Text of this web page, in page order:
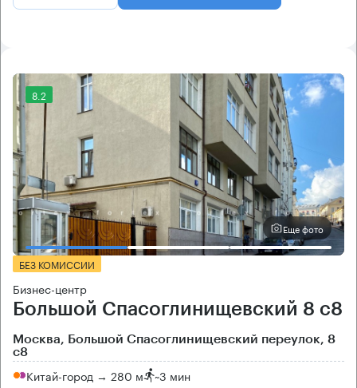
8.2
Еще фото
БЕЗ КОМИССИИ
Бизнес-центр
Большой Спасоглинищевский 8 с8
Москва, Большой Спасоглинищевский переулок, 8
с8
Китай-город → 280 м ~3 мин